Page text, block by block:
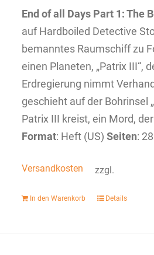
End of all Days Part 1: The
auf Hardboiled Detective
bemanntes Raumschiff zu
einen Planeten, „Patrix III“,
Erdregierung nimmt
geschieht auf der Bohrinsel
Patrix III kreist, ein Mord,
Format: Heft (US) Seiten: 28
zzgl.
Versandkosten
In den Warenkorb Details